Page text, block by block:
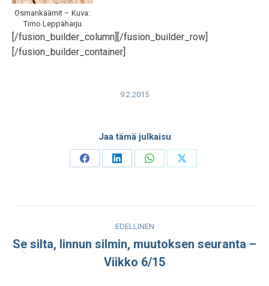
Osmankäämit – Kuva:
Timo Leppäharju
[/fusion_builder_column][/fusion_builder_row]
[/fusion_builder_container]
9.2.2015
Jaa tämä julkaisu
Share
Share
Share
Share
navigation
EDELLINEN
julkaisu:
Se silta, linnun silmin, muutoksen seuranta –
Viikko 6/15